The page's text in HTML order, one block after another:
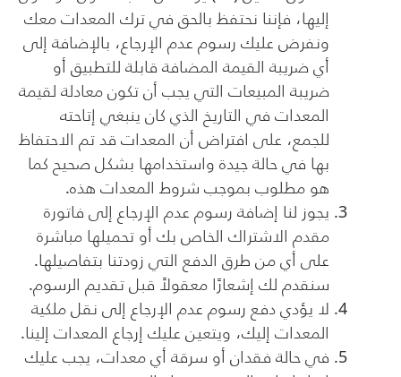
إليها، فإننا نحتفظ بالحق في ترك المعدات معك
ونفرض عليك رسوم عدم الإرجاع، بالإضافة إلى
أي ضريبة القيمة المضافة قابلة للتطبيق أو
ضريبة المبيعات التي يجب أن تكون معادلة لقيمة
المعدات في التاريخ الذي كان ينبغي إتاحته
للجمع، على افتراض أن المعدات قد تم الاحتفاظ
بها في حالة جيدة واستخدامها بشكل صحيح كما
هو مطلوب بموجب شروط المعدات هذه.
يجوز لنا إضافة رسوم عدم الإرجاع إلى فاتورة
مقدم الاشتراك الخاص بك أو تحميلها مباشرة
على أي من طرق الدفع التي زودتنا بتفاصيلها.
سنقدم لك إشعارًا معقولاً قبل تقديم الرسوم.
لا يؤدي دفع رسوم عدم الإرجاع إلى نقل ملكية
المعدات إليك، ويتعين عليك إرجاع المعدات إلينا.
في حالة فقدان أو سرقة أي معدات، يجب عليك